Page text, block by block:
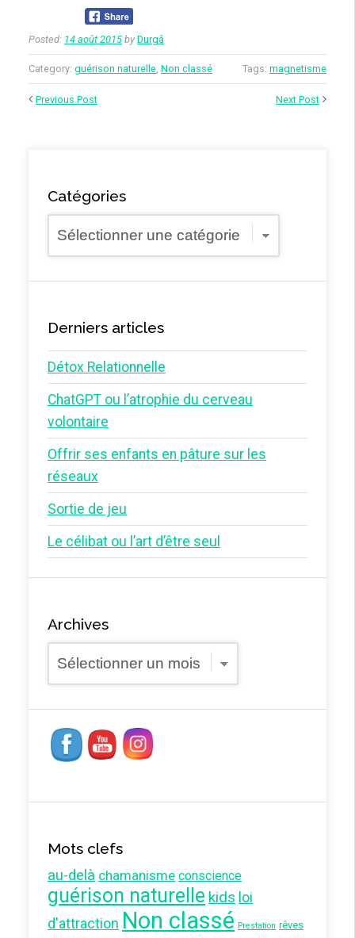
Posted: 14 août 2015 by Durgâ
Category: guérison naturelle, Non classé Tags: magnetisme
Previous Post Next Post
Catégories
Derniers articles
Détox Relationnelle
ChatGPT ou l’atrophie du cerveau
volontaire
Offrir ses enfants en pâture sur les
réseaux
Sortie de jeu
Le célibat ou l’art d’être seul
Archives
Mots clefs
au-delà chamanisme conscience
guérison naturelle kids loi
d'attraction Non classé Prestation rêves